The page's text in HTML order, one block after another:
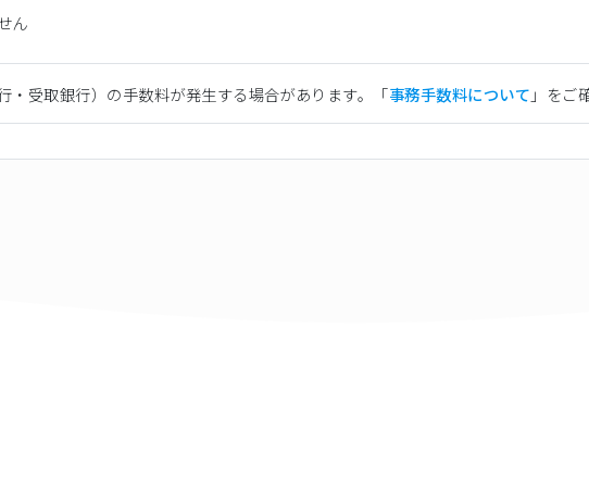
ん
・受取銀行）の手数料が発生する場合があります。「事務手数料について 」をご